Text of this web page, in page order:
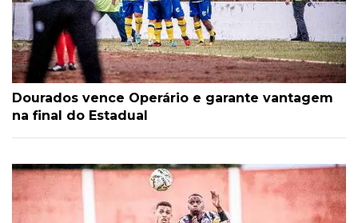
Dourados vence Operário e garante vantagem
na final do Estadual